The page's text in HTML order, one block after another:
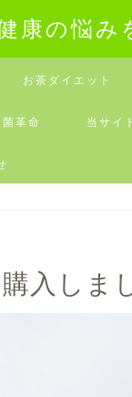
康の悩み
お茶ダイエット
革命 当サイ
入しま